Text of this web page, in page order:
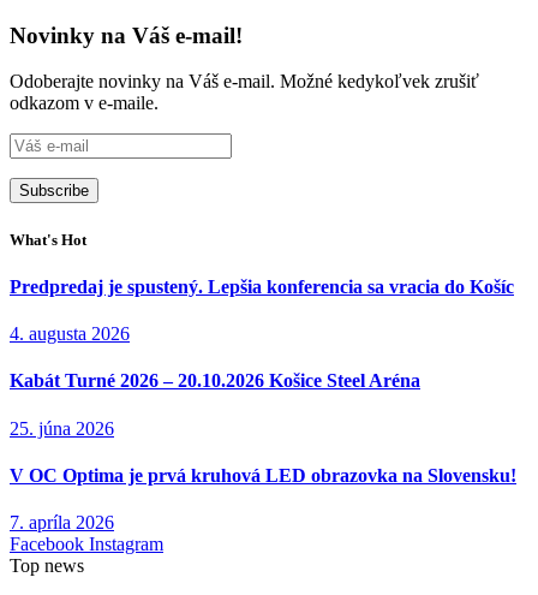
Novinky na Váš e-mail!
Odoberajte novinky na Váš e-mail. Možné kedykoľvek zrušiť
odkazom v e-maile.
What's Hot
Predpredaj je spustený. Lepšia konferencia sa vracia do Košíc
4. augusta 2026
Kabát Turné 2026 – 20.10.2026 Košice Steel Aréna
25. júna 2026
V OC Optima je prvá kruhová LED obrazovka na Slovensku!
7. apríla 2026
Facebook Instagram
Top news